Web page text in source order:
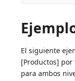
El siguiente
[Productos]
para ambos